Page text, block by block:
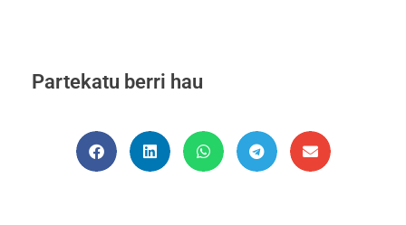
Partekatu berri hau